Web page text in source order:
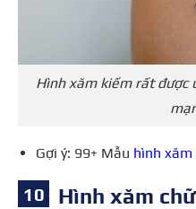
Hình xăm kiếm rất được
Gợi ý: 99+ Mẫu hình
Hình xăm